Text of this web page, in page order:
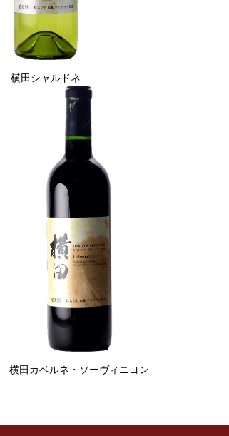
横田シャルドネ
横田カベルネ・ソーヴィニヨン
パークリング
ット・ベーリ
ゼ ブリュット
縁結スパークリング
デラウェア ブリュッ